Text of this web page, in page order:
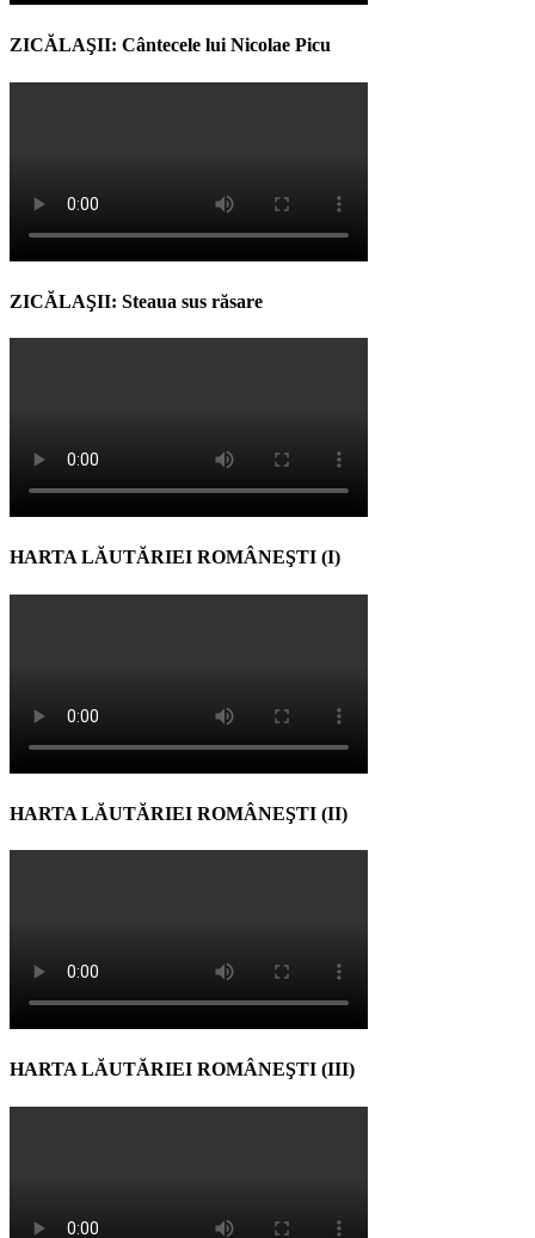
ZICĂLAŞII: Cântecele lui Nicolae Picu
ZICĂLAŞII: Steaua sus răsare
HARTA LĂUTĂRIEI ROMÂNEŞTI (I)
HARTA LĂUTĂRIEI ROMÂNEŞTI (II)
HARTA LĂUTĂRIEI ROMÂNEŞTI (III)